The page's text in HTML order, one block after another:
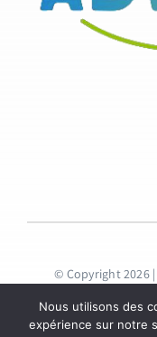
© Copyright 2026 |
Nous utilisons des
expérience sur notre